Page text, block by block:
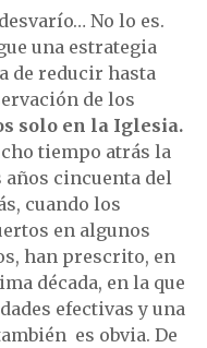
No lo es.
una estrategia
de reducir hasta
de los
solo en la Iglesia.
tiempo atrás la
cincuenta del
cuando los
en algunos
han prescrito, en
década, en la que
efectivas y una
es obvia. De